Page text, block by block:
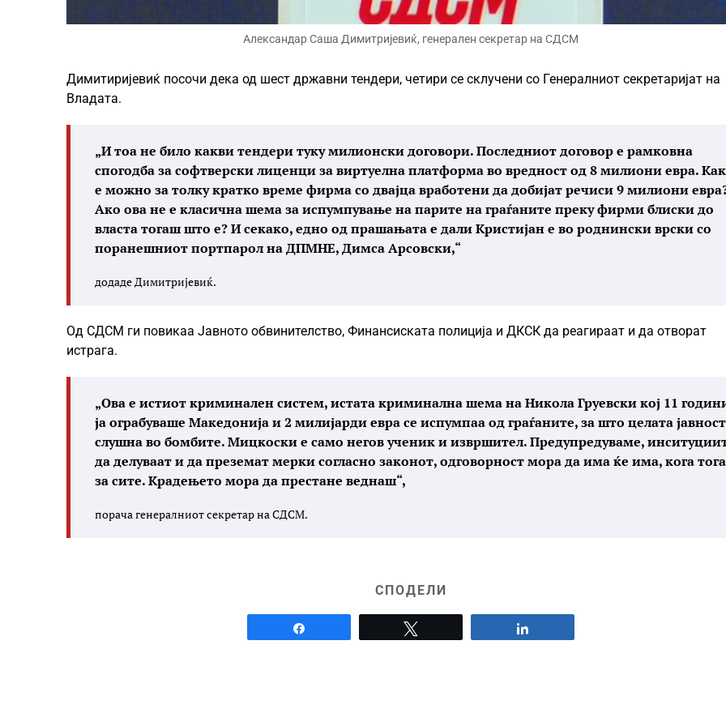
Александар Саша Димитријевиќ, генерален секретар на СДСМ
Димитиријевиќ посочи дека од шест државни тендери, четири се склучени со Генералниот секретаријат на
Владата.
„И тоа не било какви тендери туку милионски договори. Последниот договор е рамковна
спогодба за софтверски лиценци за виртуелна платформа во вредност од 8 милиони евра.
е можно за толку кратко време фирма со двајца вработени да добијат речиси 9 милиони
Ако ова не е класична шема за испумпување на парите на граѓаните преку фирми блиски до
власта тогаш што е? И секако, едно од прашањата е дали Кристијан е во роднински врски со
поранешниот портпарол на ДПМНЕ, Димса Арсовски,“
додаде Димитријевиќ.
Од СДСМ ги повикаа Јавното обвинителство, Финансиската полиција и ДКСК да реагираат и да отворат
истрага.
„Ова е истиот криминален систем, истата криминална шема на Никола Груевски кој 11
ја ограбуваше Македонија и 2 милијарди евра се испумпаа од граѓаните, за што целата јавност
слушна во бомбите. Мицкоски е само негов ученик и извршител. Предупредуваме,
да делуваат и да преземат мерки согласно законот, одговорност мора да има ќе има, кога
за сите. Крадењето мора да престане веднаш“,
порача генералниот секретар на СДСМ.
СПОДЕЛИ